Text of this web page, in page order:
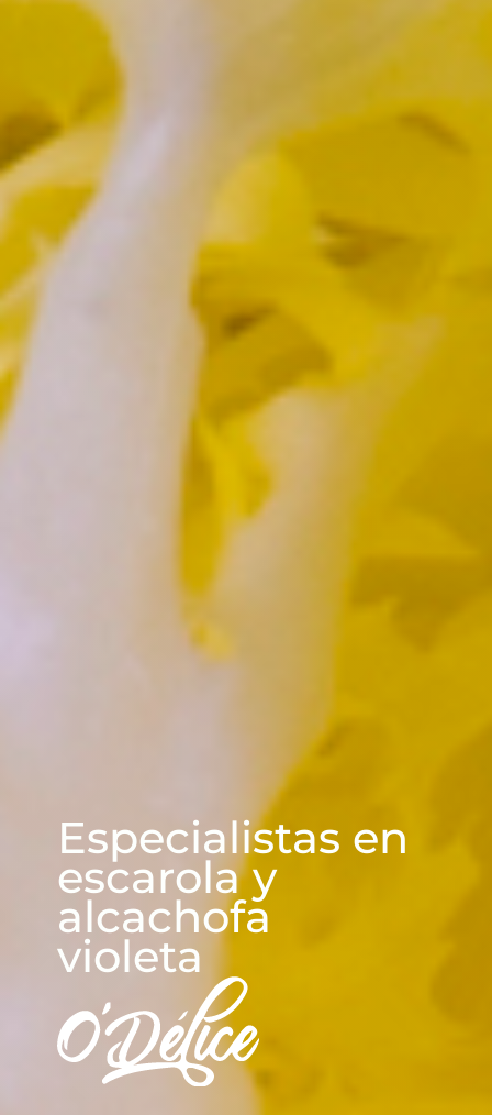
CUADRASPANIA
Especialistas en
escarola y
alcachofa
violeta